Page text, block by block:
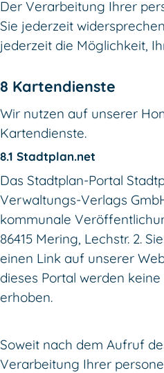
Der Verarbeitung Ihrer
Sie jederzeit
jederzeit die Möglichkeit,
8 Kartendienste
Wir nutzen auf unserer
Kartendienste.
8.1 Stadtplan.net
Das Stadtplan-Portal
Verwaltungs-Verlags
kommunale
86415 Mering, Lechstr. 2.
einen Link auf unserer
dieses Portal werden
erhoben.
Soweit nach dem Aufruf
Verarbeitung Ihrer